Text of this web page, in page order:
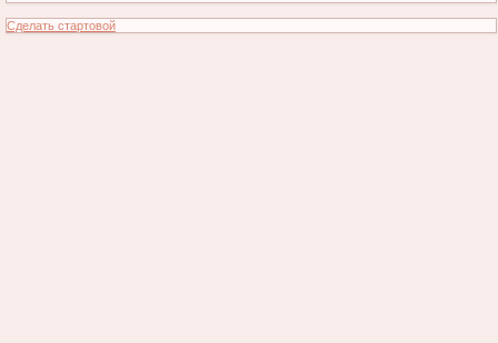
Сделать стартовой